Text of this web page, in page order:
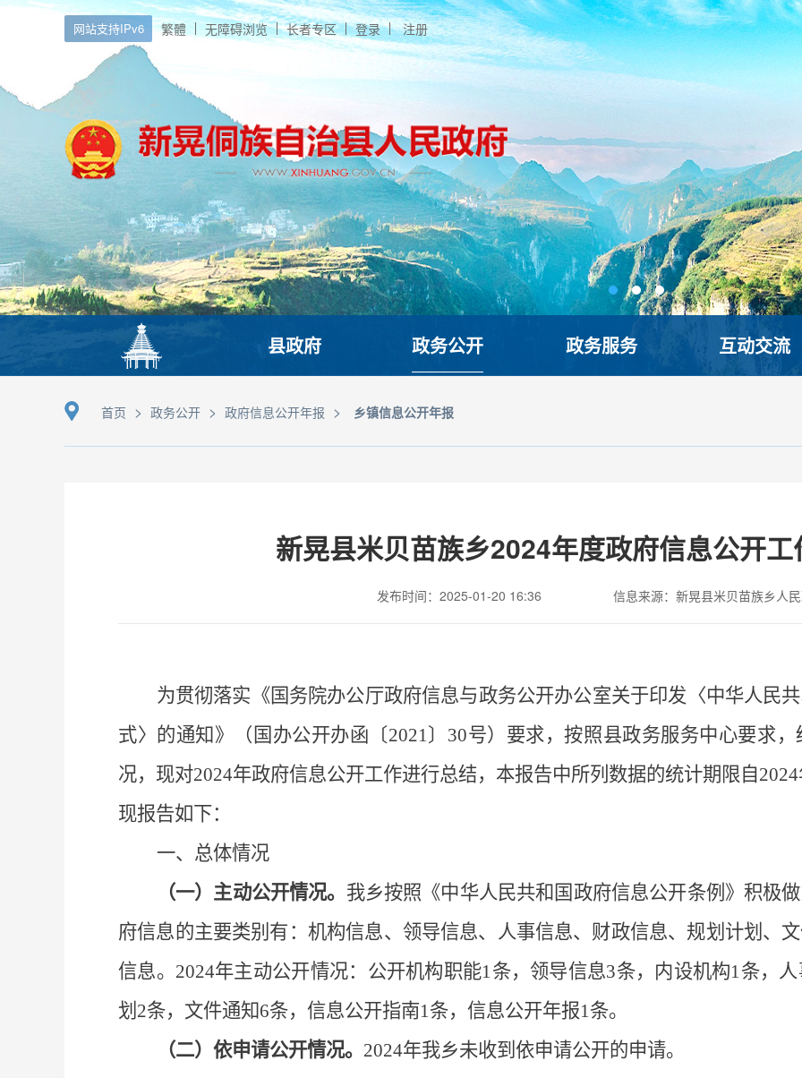
网站支持IPv6 繁體 无障碍浏览 长者专区 登录 注册
县政府 政务公开 政务服务 互动交流
首页 > 政务公开 > 政府信息公开年报 > 乡镇信息公开年报
新晃县米贝苗族乡2024年度政府信息公开
发布时间：2025-01-20 16:36 信息来源：新晃县米贝苗族乡人
为贯彻落实《国务院办公厅政府信息与政务公开办公室关于印发〈中华人民
式〉的通知》（国办公开办函〔2021〕 30号）要求，按照县政务服务中心要求
况，现对2024年政府信息公开工作进行总结，本报告中所列数据的统计期限自2024
现报告如下：
一、总体情况
（一）主动公开情况。 我乡按照《中华人民共和国政府信息公开条例》积极
府信息的主要类别有：机构信息、领导信息、人事信息、财政信息、规划计划、
信息。 2024年主动公开情况：公开机构职能1条，领导信息3条，内设机构1条，
划 2条，文件通知6条，信息公开指南1条，信息公开年报1条。
（二）依申请公开情况。 2024年我乡未收到依申请公开的申请。